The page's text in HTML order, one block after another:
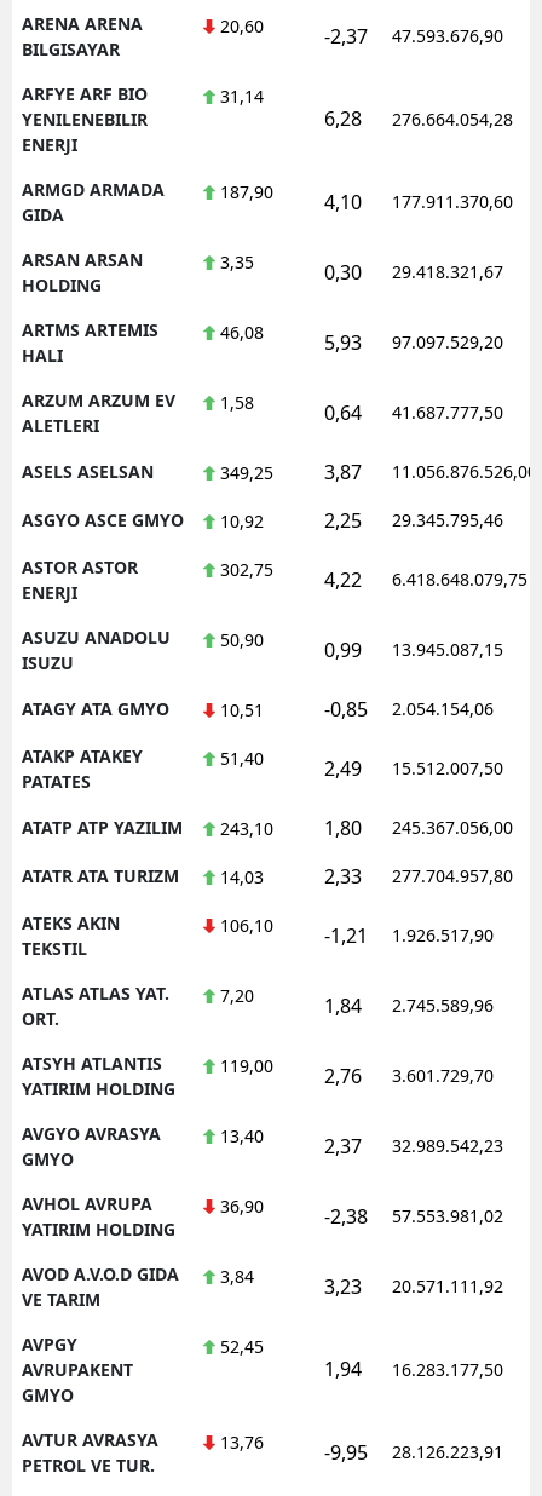
ARENA ARENA
BILGISAYAR
20,60 -2,37 47.593.676,90
ARFYE ARF BIO
YENILENEBILIR
ENERJI
31,14
6,28 276.664.054,28
ARMGD ARMADA
GIDA
187,90 4,10 177.911.370,60
ARSAN ARSAN
HOLDING
3,35 0,30 29.418.321,67
ARTMS ARTEMIS
HALI
46,08 5,93 97.097.529,20
ARZUM ARZUM EV
ALETLERI
1,58 0,64 41.687.777,50
ASELS ASELSAN 349,25 3,87 11.056.876.526,00
ASGYO ASCE GMYO 10,92 2,25 29.345.795,46
ASTOR ASTOR
ENERJI
302,75 4,22 6.418.648.079,75
ASUZU ANADOLU
ISUZU
50,90 0,99 13.945.087,15
ATAGY ATA GMYO 10,51 -0,85 2.054.154,06
ATAKP ATAKEY
PATATES
51,40 2,49 15.512.007,50
ATATP ATP YAZILIM 243,10 1,80 245.367.056,00
ATATR ATA TURIZM 14,03 2,33 277.704.957,80
ATEKS AKIN
TEKSTIL
106,10 -1,21 1.926.517,90
ATLAS ATLAS YAT.
ORT.
7,20 1,84 2.745.589,96
ATSYH ATLANTIS
YATIRIM HOLDING
119,00 2,76 3.601.729,70
AVGYO AVRASYA
GMYO
13,40 2,37 32.989.542,23
AVHOL AVRUPA
YATIRIM HOLDING
36,90 -2,38 57.553.981,02
AVOD A.V.O.D GIDA
VE TARIM
3,84 3,23 20.571.111,92
AVPGY
AVRUPAKENT
GMYO
52,45
1,94 16.283.177,50
AVTUR AVRASYA
PETROL VE TUR.
13,76 -9,95 28.126.223,91